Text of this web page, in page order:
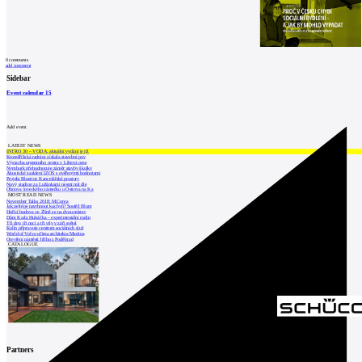
0comments
add comment
Sidebar
Event calendar15
Add event
LATEST NEWS
INTRO 30 – VODA: aktuální vydání je již
Kroměřížská radnice získala stavební pov
Výstavba urgentního centra v Liberci ome
Nymburk přehodnocuje záměr stavby školky
Akustické zasklení IZOS s ověřenými hodnotami
Projekt Blueriot: Kancelářské prostory
Nový stadion za Lužánkami nesmí mít dle
Obnova loveckého zámečku u Ostrova na Ka
MOST READ NEWS
November Talks 2018: M.Corea
Jak nejlépe navrhnout kuchyň? Soutěž Blum
Hořící budova ve Zlíně se na dvou místec
Dům Karla Hubáčka – experimentální rodin
Tři dny, tři noci a tři vily v záři světel
Kolín připravuje centrum sociálních služ
World of Volvo očima architekta Martina
Otevření náměstí Jiřího z Poděbrad
CATALOGUE
Partners